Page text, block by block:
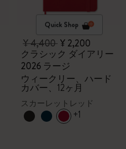
Quick Shop
¥ 4,400¥ 2,200
クラシック ダイアリー
2026 ラージ
ウィークリー、ハード
カバー、12ヶ月
スカーレットレッド
+1